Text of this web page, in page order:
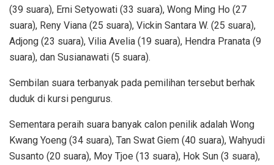
(39 suara), Erni Setyowati (33 suara), Wong Ming Ho (27
suara), Reny Viana (25 suara), Vickin Santara W. (25 suara),
Adjong (23 suara), Vilia Avelia (19 suara), Hendra Pranata (9
suara), dan Susianawati (5 suara).
Sembilan suara terbanyak pada pemilihan tersebut berhak
duduk di kursi pengurus.
Sementara peraih suara banyak calon penilik adalah Wong
Kwang Yoeng (34 suara), Tan Swat Giem (40 suara), Wahyudi
Susanto (20 suara), Moy Tjoe (13 suara), Hok Sun (3 suara),